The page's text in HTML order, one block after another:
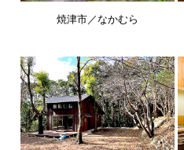
焼津市／なかむら